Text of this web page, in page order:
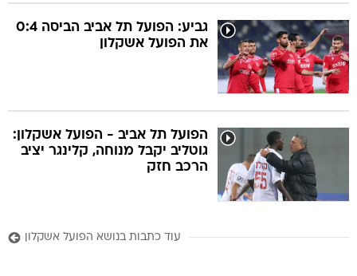
גביע: הפועל תל אביב הביסה 0:4
את הפועל אשקלון
הפועל תל אביב - הפועל אשקלון:
גוטליב יקבל מנוחה, קלינגר יציב
הרכב חזק
עוד כתבות בנושא הפועל אשקלון